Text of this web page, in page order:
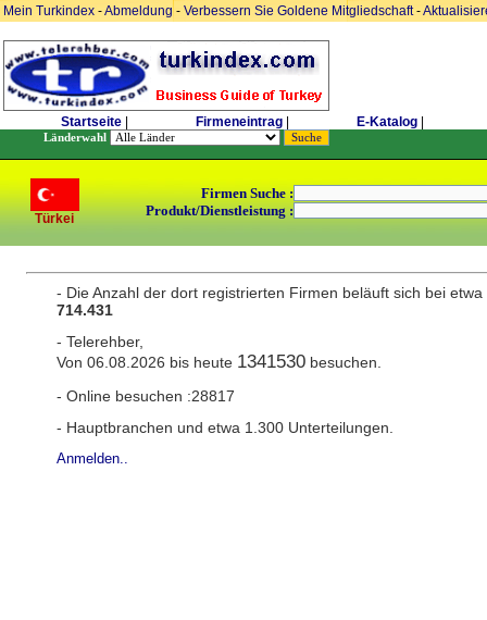
Mein Turkindex -Abmeldung- Verbessern Sie Goldene Mitgliedschaft-
Startseite Firmeneintrag E-Katalog
Länderwahl
Türkei
Firmen Suche :
Produkt/Dienstleistung :
- Die Anzahl der dort registrierten Firmen beläuft sich bei etwa
714.431
- Telerehber,
Von 06.08.2026 bis heute 1341530 besuchen.
- Online besuchen :28817
- Hauptbranchen und etwa 1.300 Unterteilungen.
Anmelden..